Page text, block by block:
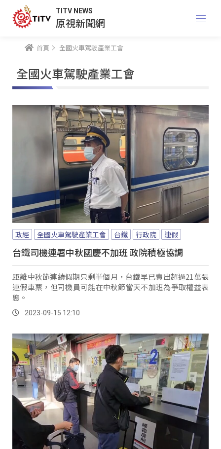
TITV NEWS
原視新聞網
首頁 全國火車駕駛產業工會
全國火車駕駛產業工會
政經 全國火車駕駛產業工會 台鐵 行政院 連假
台鐵司機連署中秋國慶不加班 政院積極協調
距離中秋節連續假期只剩半個月，台鐵早已賣出超過21萬張
連假車票，但司機員可能在中秋節當天不加班為爭取權益表
態。
2023-09-15 12:10